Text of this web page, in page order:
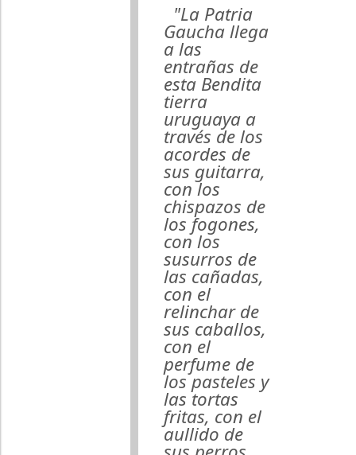
"La Patria
Gaucha llega
a las
entrañas de
esta Bendita
tierra
uruguaya a
través de los
acordes de
sus guitarra,
con los
chispazos de
los fogones,
con los
susurros de
las cañadas,
con el
relinchar de
sus caballos,
con el
perfume de
los pasteles y
las tortas
fritas, con el
aullido de